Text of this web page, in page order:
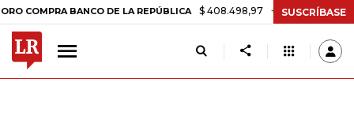
BANCO DE LA REPÚBLICA $ 408.498,97 +$ 8.753,81 +2,19%
SUSCRÍBASE